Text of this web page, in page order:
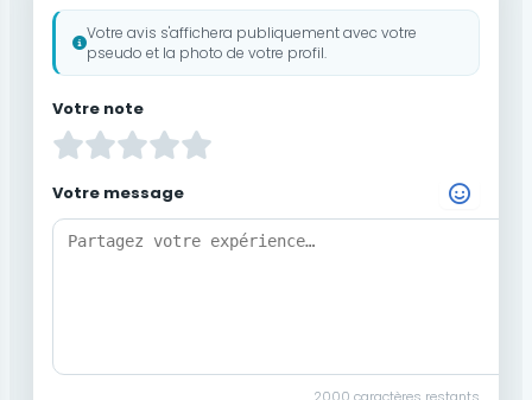
Votre avis s'affichera publiquement avec votre
pseudo et la photo de votre profil.
Votre note
Votre message
Choisir un Emoji